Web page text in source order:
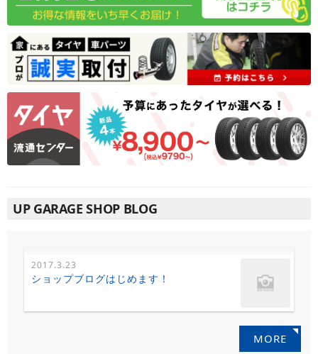
UP GARAGE SHOP BLOG
2017.3.23
ショップブログはじめます！
MORE